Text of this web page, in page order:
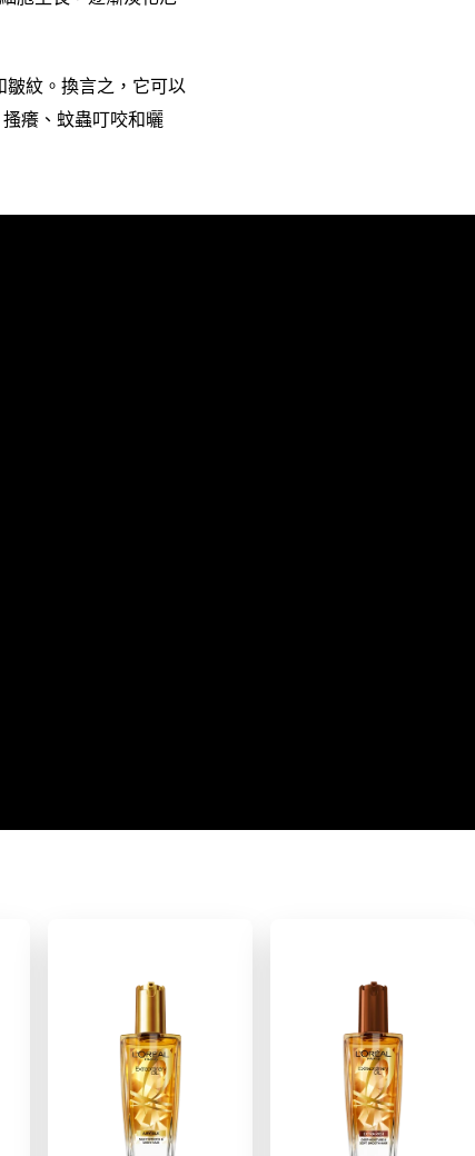
紋。換言之，它可以
癢、蚊蟲叮咬和曬